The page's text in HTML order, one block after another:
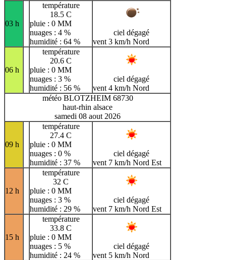
03 h
température
18.5 C
pluie : 0 MM
nuages : 4 %
humidité : 64 %
ciel dégagé
vent 3 km/h Nord
06 h
température
20.6 C
pluie : 0 MM
nuages : 3 %
humidité : 56 %
ciel dégagé
vent 4 km/h Nord
météo BLOTZHEIM 68730
haut-rhin alsace
samedi 08 aout 2026
09 h
température
27.4 C
pluie : 0 MM
nuages : 0 %
humidité : 37 %
ciel dégagé
vent 7 km/h Nord Est
12 h
température
32 C
pluie : 0 MM
nuages : 3 %
humidité : 29 %
ciel dégagé
vent 7 km/h Nord Est
15 h
température
33.8 C
pluie : 0 MM
nuages : 5 %
humidité : 24 %
ciel dégagé
vent 5 km/h Nord